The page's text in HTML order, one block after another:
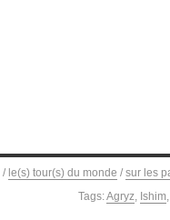
/ le(s) tour(s) du monde / sur les
Tags:Agryz Ishim